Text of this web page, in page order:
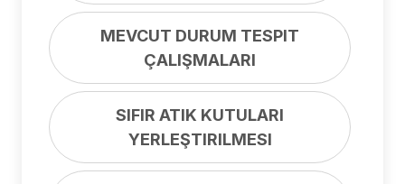
MEVCUT DURUM TESPIT
ÇALIŞMALARI
SIFIR ATIK KUTULARI
YERLEŞTIRILMESI